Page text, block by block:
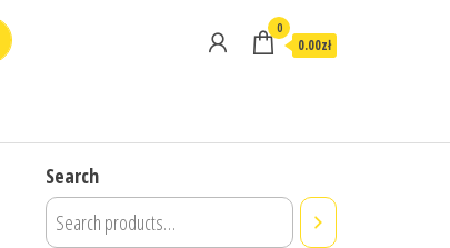
0
0.00zł
Search